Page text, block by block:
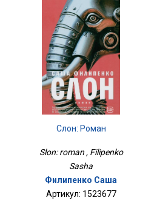
Слон: Роман
Slon: roman , Filipenko
Sasha
Филипенко Саша
Артикул: 1523677